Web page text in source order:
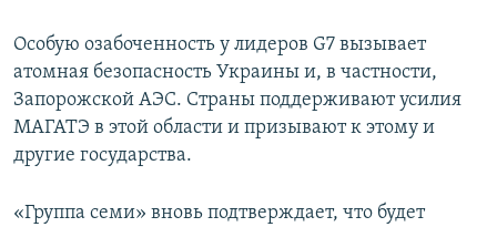
Особую озабоченность у лидеров G7 вызывает
атомная безопасность Украины и, в частности,
Запорожской АЭС. Страны поддерживают усилия
МАГАТЭ в этой области и призывают к этому и
другие государства.
«Группа семи» вновь подтверждает, что будет